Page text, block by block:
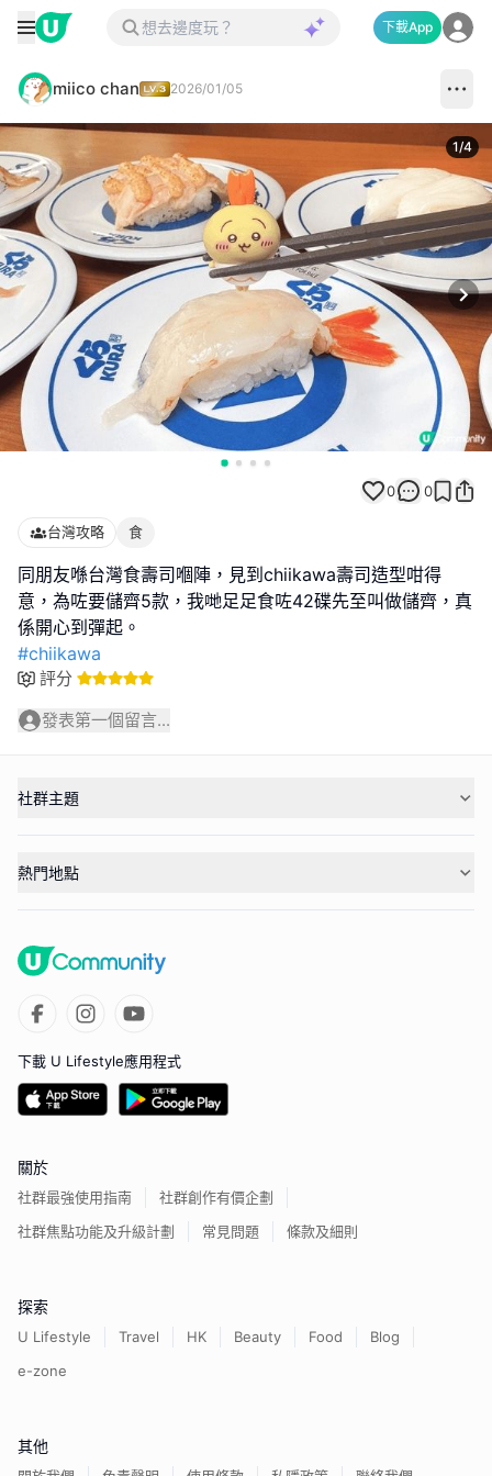
下載App
miico chan 2026/01/05
1/4
0 0
台灣攻略 食
同朋友喺台灣食壽司嗰陣，見到chiikawa壽司造型咁得
意，為咗要儲齊5款，我哋足足食咗42碟先至叫做儲齊，真
#chiikawa
評分
發表第一個留言...
社群主題
熱門地點
下載 U Lifestyle應用程式
關於
社群最強使用指南
社群創作有價企劃
社群焦點功能及升級計劃
常見問題 條款及細則
探索
U Lifestyle Travel HK Beauty Food
Blog
e-zone
其他